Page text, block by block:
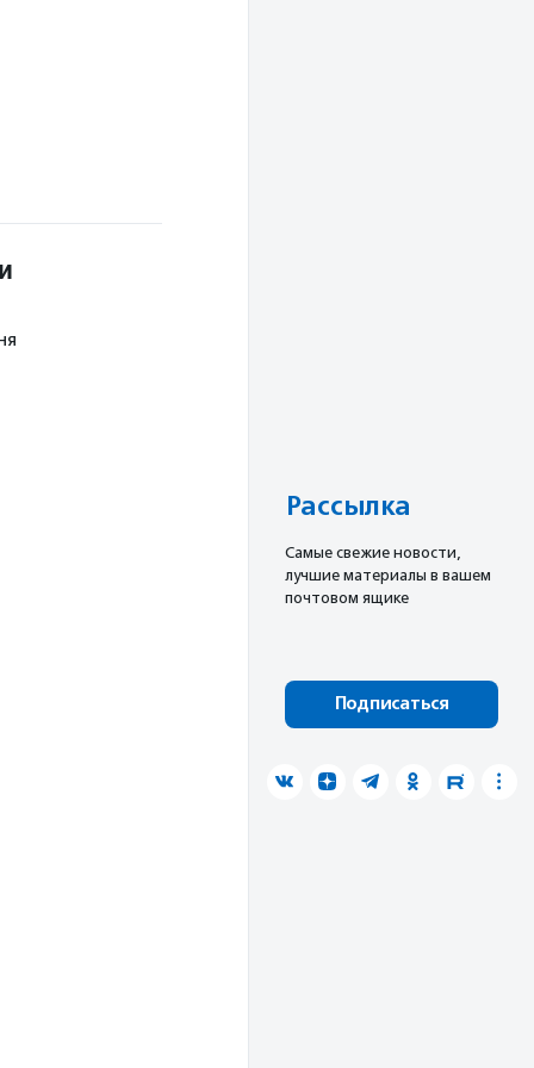
Рассылка
Cамые свежие новости,
лучшие материалы в вашем
почтовом ящике
Подписаться